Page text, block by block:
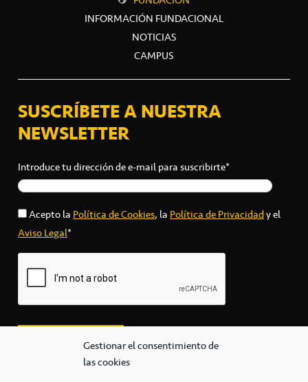
Gestionar el consentimiento de
las cookies
INFORMACIÓN FUNDACIONAL
NOTICIAS
CAMPUS
SUSCRÍBETE A NUESTRA
NEWSLETTER
Introduce tu dirección de e-mail para suscribirte*
Acepto la Política de Cookies, la Política de Privacidady el
Aviso Legal*